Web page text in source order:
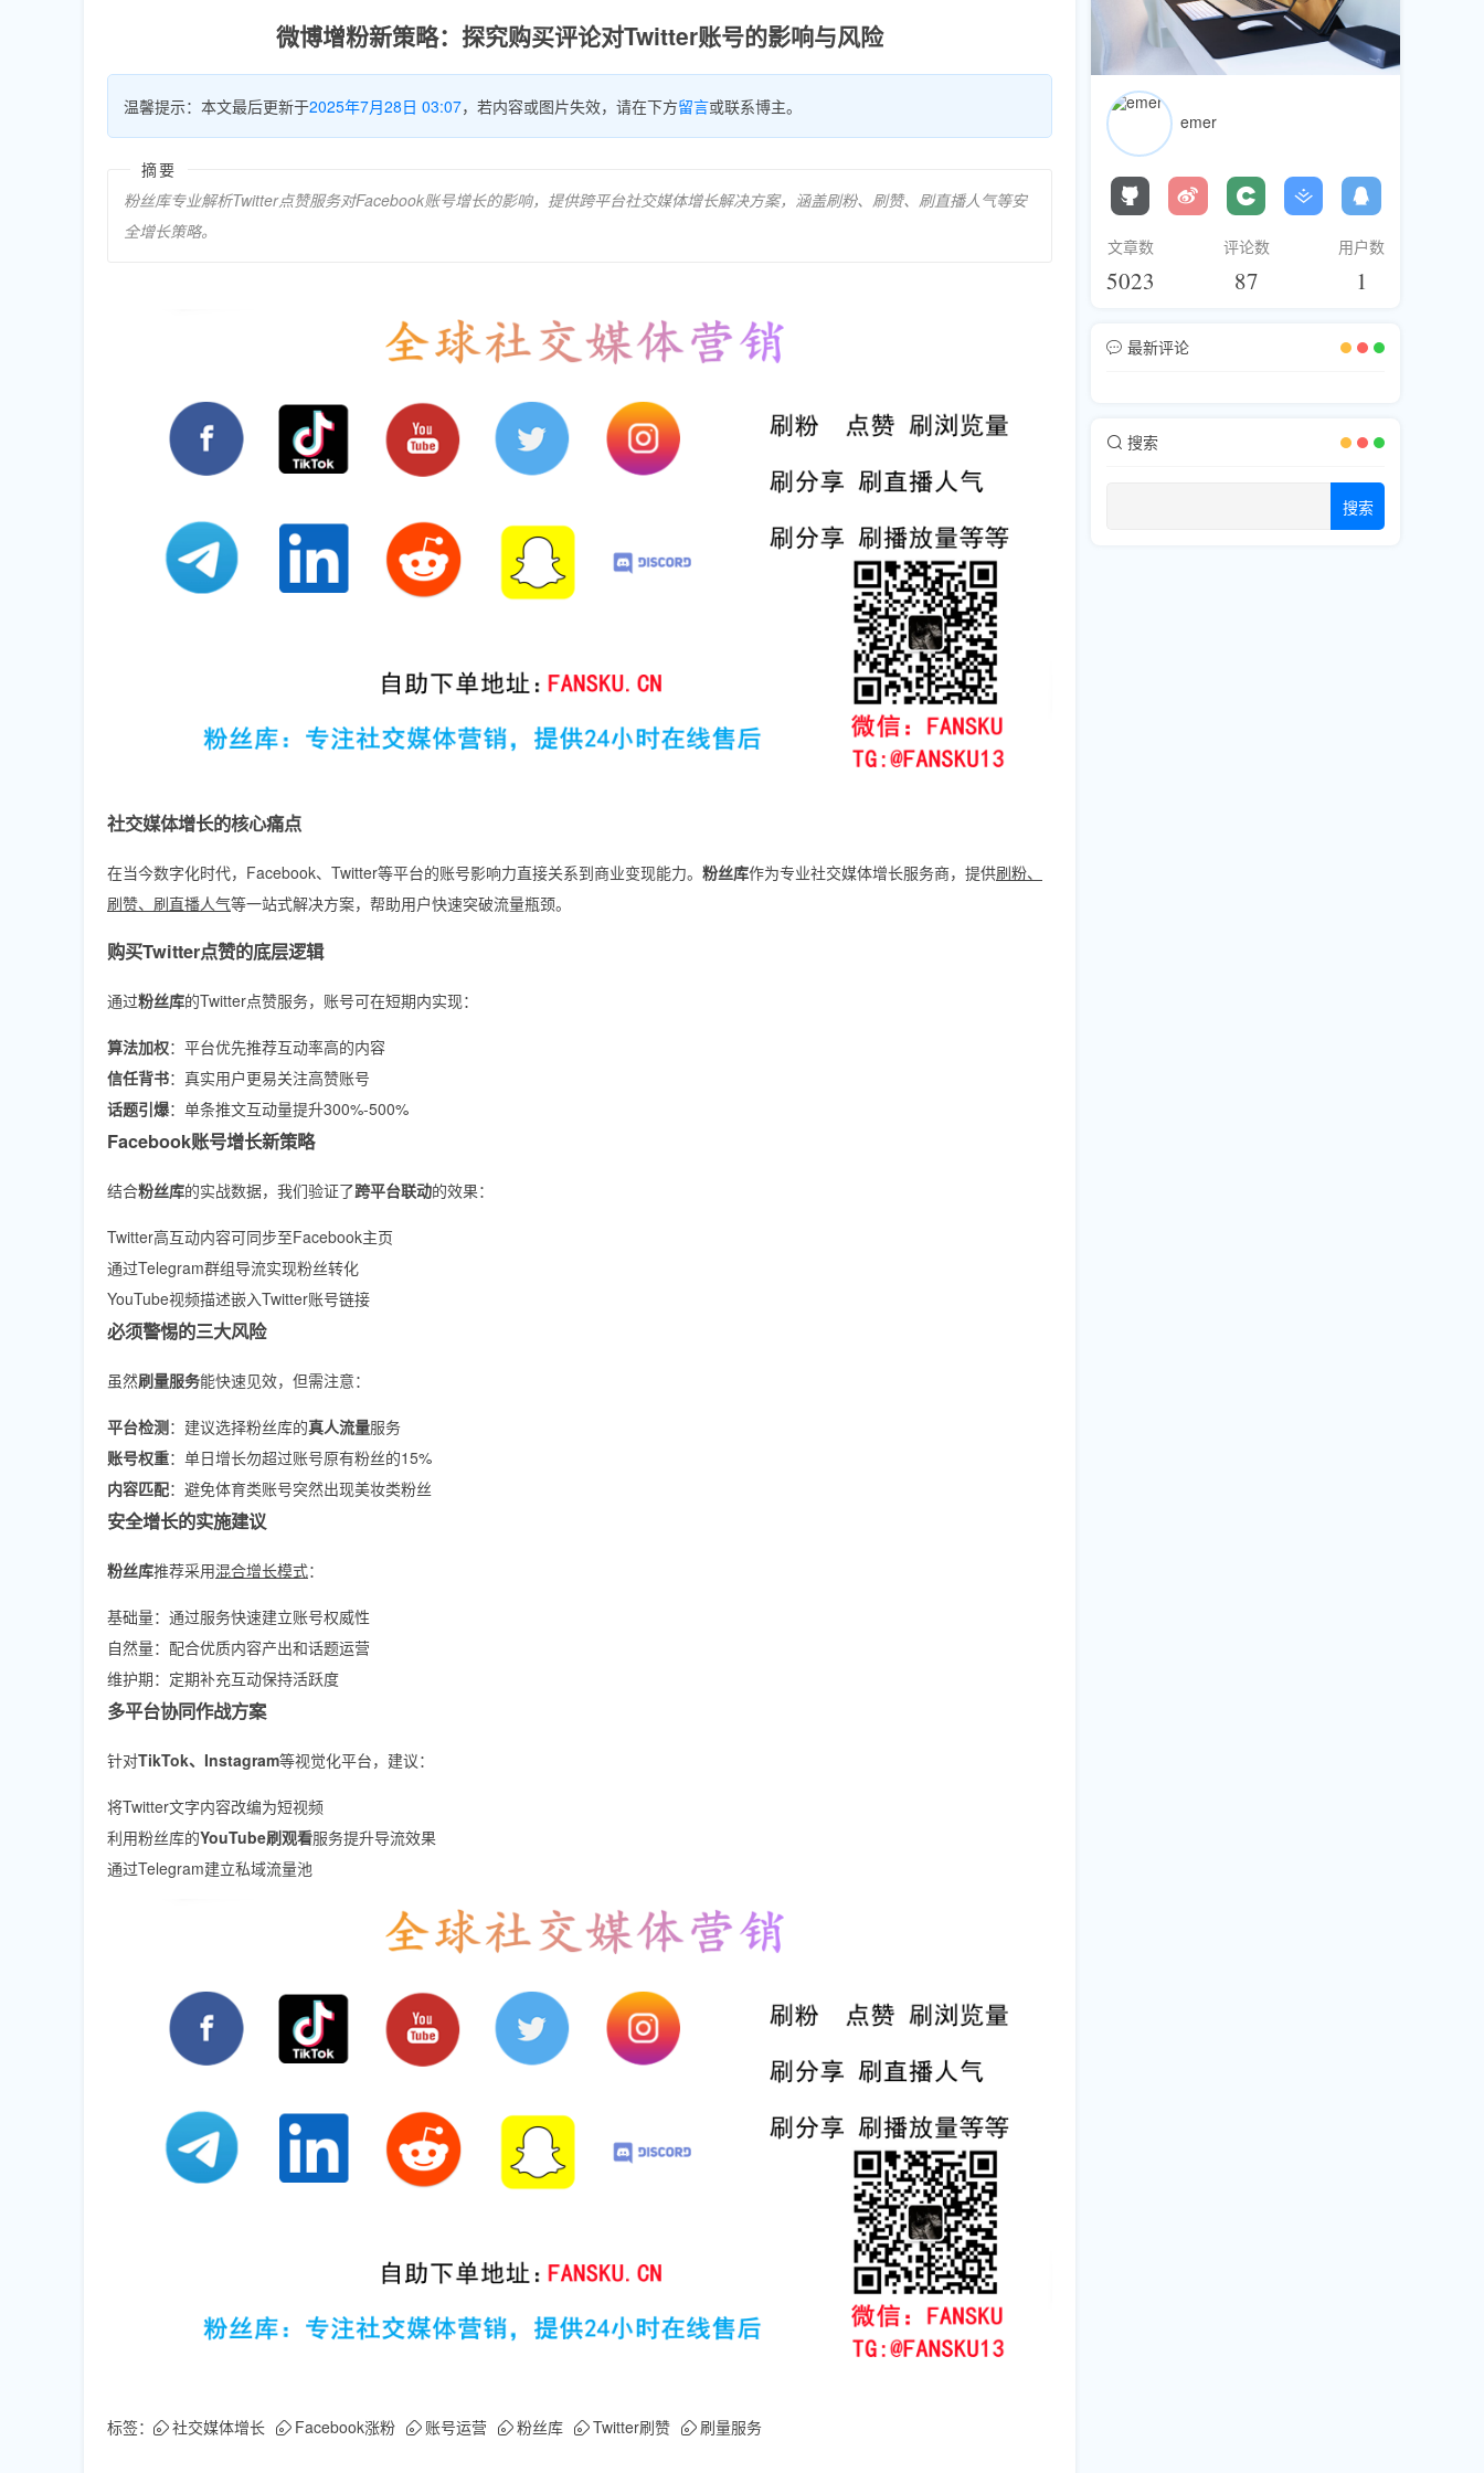
微博增粉新策略：探究购买评论对Twitter账号的影响与风险
温馨提示：本文最后更新于2025年7月28日 03:07，若内容或图片失效，请在下方留言或联系博主。
摘要
粉丝库专业解析Twitter点赞服务对Facebook账号增长的影响，提供跨平台社交媒体增长解决方案，涵盖刷粉、刷赞、刷直播人气等安
全增长策略。
社交媒体增长的核心痛点
在当今数字化时代，Facebook、Twitter等平台的账号影响力直接关系到商业变现能力。 粉丝库作为专业社交媒体增长服务商，提供刷粉、
刷赞、刷直播人气等一站式解决方案，帮助用户快速突破流量瓶颈。
购买Twitter点赞的底层逻辑
通过粉丝库的Twitter点赞服务，账号可在短期内实现：
算法加权：平台优先推荐互动率高的内容
信任背书：真实用户更易关注高赞账号
话题引爆：单条推文互动量提升300%-500%
Facebook账号增长新策略
结合粉丝库的实战数据，我们验证了跨平台联动的效果：
Twitter高互动内容可同步至Facebook主页
通过Telegram群组导流实现粉丝转化
YouTube视频描述嵌入Twitter账号链接
必须警惕的三大风险
虽然刷量服务能快速见效，但需注意：
平台检测：建议选择粉丝库的真人流量服务
账号权重：单日增长勿超过账号原有粉丝的15%
内容匹配：避免体育类账号突然出现美妆类粉丝
安全增长的实施建议
粉丝库推荐采用混合增长模式：
基础量：通过服务快速建立账号权威性
自然量：配合优质内容产出和话题运营
维护期：定期补充互动保持活跃度
多平台协同作战方案
针对TikTok、Instagram等视觉化平台，建议：
将Twitter文字内容改编为短视频
利用粉丝库的YouTube刷观看服务提升导流效果
通过Telegram建立私域流量池
标签： 社交媒体增长 Facebook涨粉 账号运营 粉丝库 Twitter刷赞 刷量服务
emer
文章数
5023
评论数
87
用户数
1
最新评论
搜索
搜索